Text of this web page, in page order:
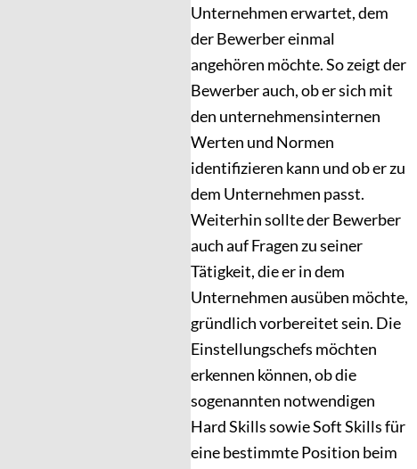
Unternehmen erwartet, dem
der Bewerber einmal
angehören möchte. So zeigt der
Bewerber auch, ob er sich mit
den unternehmensinternen
Werten und Normen
identifizieren kann und ob er zu
dem Unternehmen passt.
Weiterhin sollte der Bewerber
auch auf Fragen zu seiner
Tätigkeit, die er in dem
Unternehmen ausüben möchte,
gründlich vorbereitet sein. Die
Einstellungschefs möchten
erkennen können, ob die
sogenannten notwendigen
Hard Skills sowie Soft Skills für
eine bestimmte Position beim